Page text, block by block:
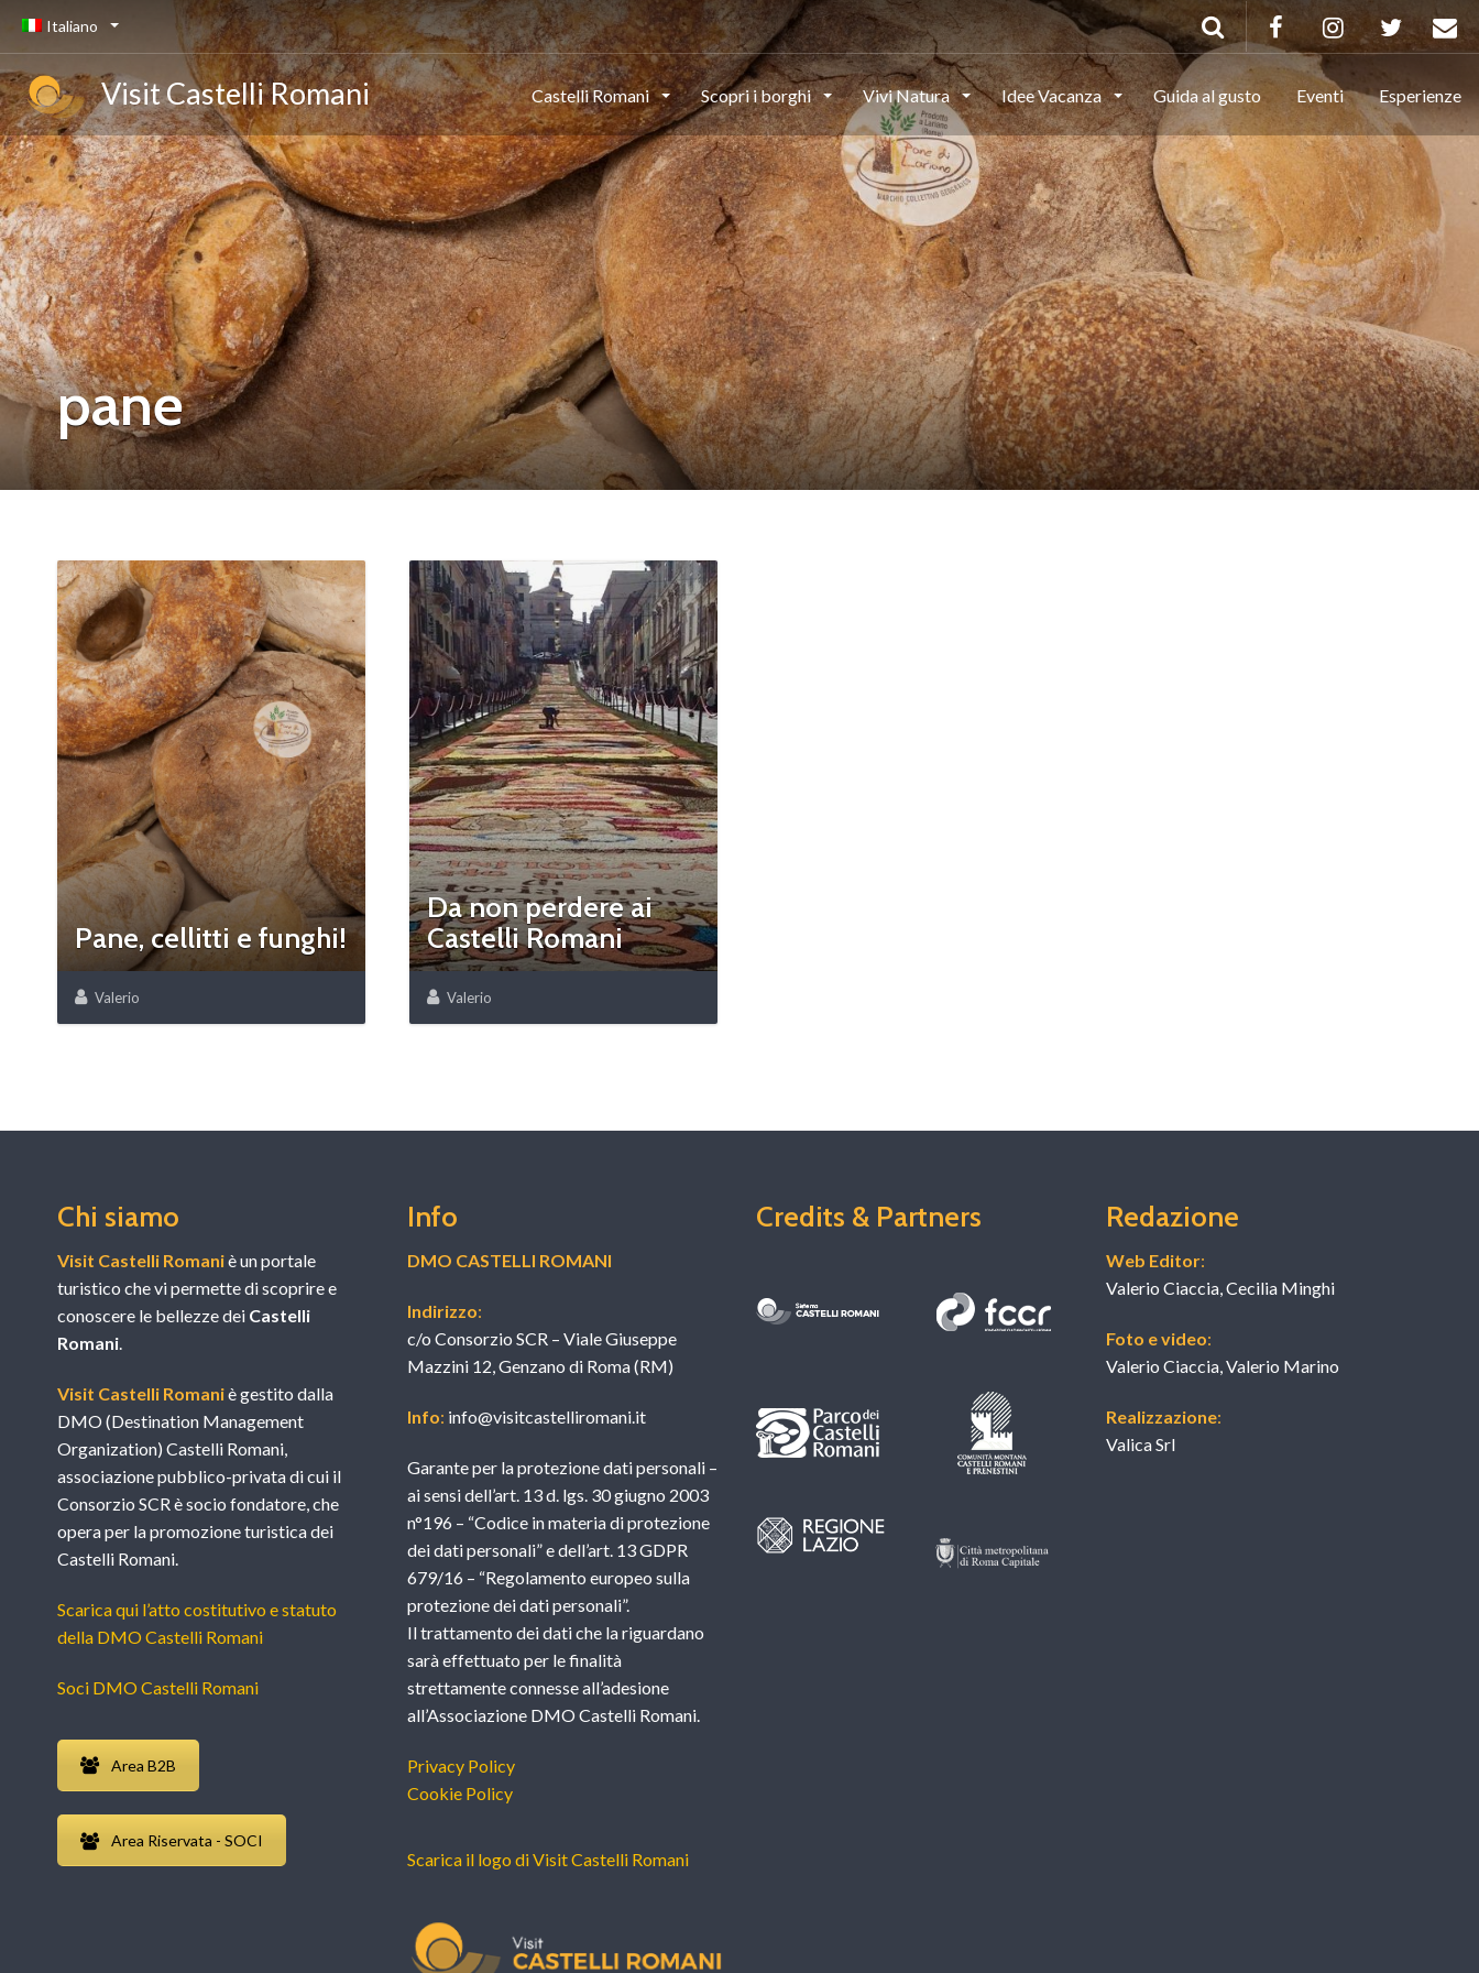
Italiano
Visit Castelli Romani Castelli Romani Scopri i borghi Vivi Natura Idee Vacanza Guida al gusto Eventi Esperienze
pane
Pane, cellitti e funghi!
Valerio
Da non perdere ai
Castelli Romani
Valerio
Chi siamo
Visit Castelli Romaniè un portale
turistico che vi permette di scoprire e
conoscere le bellezze dei Castelli
Romani.
Visit Castelli Romaniè gestito dalla
DMO (Destination Management
Organization) Castelli Romani,
associazione pubblico-privata di cui il
Consorzio SCR è socio fondatore, che
opera per la promozione turistica dei
Castelli Romani.
Scarica qui l’atto costitutivo e statuto
della DMO Castelli Romani
Soci DMO Castelli Romani
Area B2B
Area Riservata - SOCI
Info
DMO CASTELLI ROMANI
Indirizzo:
c/o Consorzio SCR – Viale Giuseppe
Mazzini 12, Genzano di Roma (RM)
Info: info@visitcastelliromani.it
Garante per la protezione dati personali –
ai sensi dell’art. 13 d. lgs. 30 giugno 2003
n°196 – “Codice in materia di protezione
dei dati personali” e dell’art. 13 GDPR
679/16 – “Regolamento europeo sulla
protezione dei dati personali”.
Il trattamento dei dati che la riguardano
sarà effettuato per le finalità
strettamente connesse all’adesione
all’Associazione DMO Castelli Romani.
Privacy Policy
Cookie Policy
Scarica il logo di Visit Castelli Romani
Credits & Partners Redazione
Web Editor:
Valerio Ciaccia, Cecilia Minghi
Foto e video:
Valerio Ciaccia, Valerio Marino
Realizzazione:
Valica Srl